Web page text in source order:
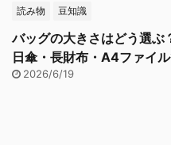
読み物 豆知識
バッグの大きさはどう選ぶ
日傘・長財布・A4ファイ
2026/6/19